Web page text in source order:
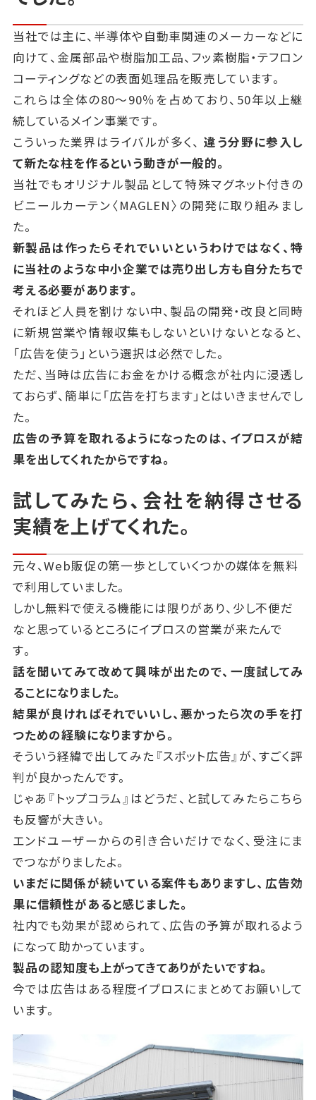
当社では主に、半導体や自動車関連のメーカーなどに
向けて、金属部品や樹脂加工品、 フッ素樹脂・テフロン
コーティングなどの表面処理品を販売しています。
これらは全体の80～90％を占めており、50年以上継
続しているメイン事業です。
こういった業界はライバルが多く、違う分野に参入し
て新たな柱を作るという動きが一般的。
当社でもオリジナル製品として特殊マグネット付きの
ビニールカーテン〈MAGLEN〉の開発に取り組みまし
た。
新製品は作ったらそれでいいというわけではなく、特
に当社のような中小企業では売り出し方も自分たちで
考える必要があります。
それほど人員を割けない中、製品の開発・改良と同時
に新規営業や情報収集もしないといけないとなると、
「広告を使う」という選択は必然でした。
ただ、当時は広告にお金をかける概念が社内に浸透し
ておらず、簡単に「広告を打ちます」とはいきませんでし
た。
広告の予算を取れるようになったのは、イプロスが結
果を出してくれたからですね。
試してみたら、会社を納得させる
実績を上げてくれた。
元々、Web販促の第一歩としていくつかの媒体を無料
で利用していました。
しかし無料で使える機能には限りがあり、少し不便だ
なと思っているところにイプロスの営業が来たんで
す。
話を聞いてみて改めて興味が出たので、一度試してみ
ることになりました。
結果が良ければそれでいいし、悪かったら次の手を打
つための経験になりますから。
そういう経緯で出してみた『スポット広告』が、すごく評
判が良かったんです。
じゃあ『トップコラム』はどうだ、と試してみたらこちら
も反響が大きい。
エンドユーザーからの引き合いだけでなく、受注にま
でつながりましたよ。
いまだに関係が続いている案件もありますし、広告効
果に信頼性があると感じました。
社内でも効果が認められて、広告の予算が取れるよう
になって助かっています。
製品の認知度も上がってきてありがたいですね。
今では広告はある程度イプロスにまとめてお願いして
います。